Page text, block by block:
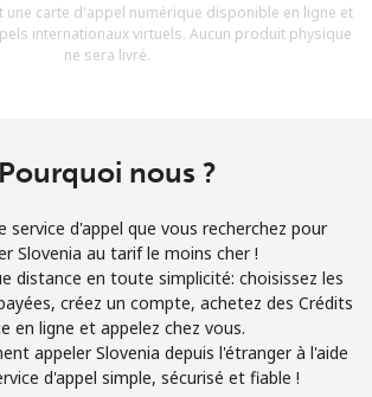
pour obtenir nos meilleures offres.
S'inscrire
Bonjour!
vous ou INSCRIVEZ-VOUS →
une carte d'appel numérique disponible en ligne et
internationaux virtuels. Aucun produit physique
ne sera livré.
Pourquoi nous ?
service d'appel que vous recherchez pour
Slovenia au tarif le moins cher !
distance en toute simplicité: choisissez les
créez un compte, achetez des Crédits
en ligne et appelez chez vous.
appeler Slovenia depuis l'étranger à l'aide
d'appel simple, sécurisé et fiable !